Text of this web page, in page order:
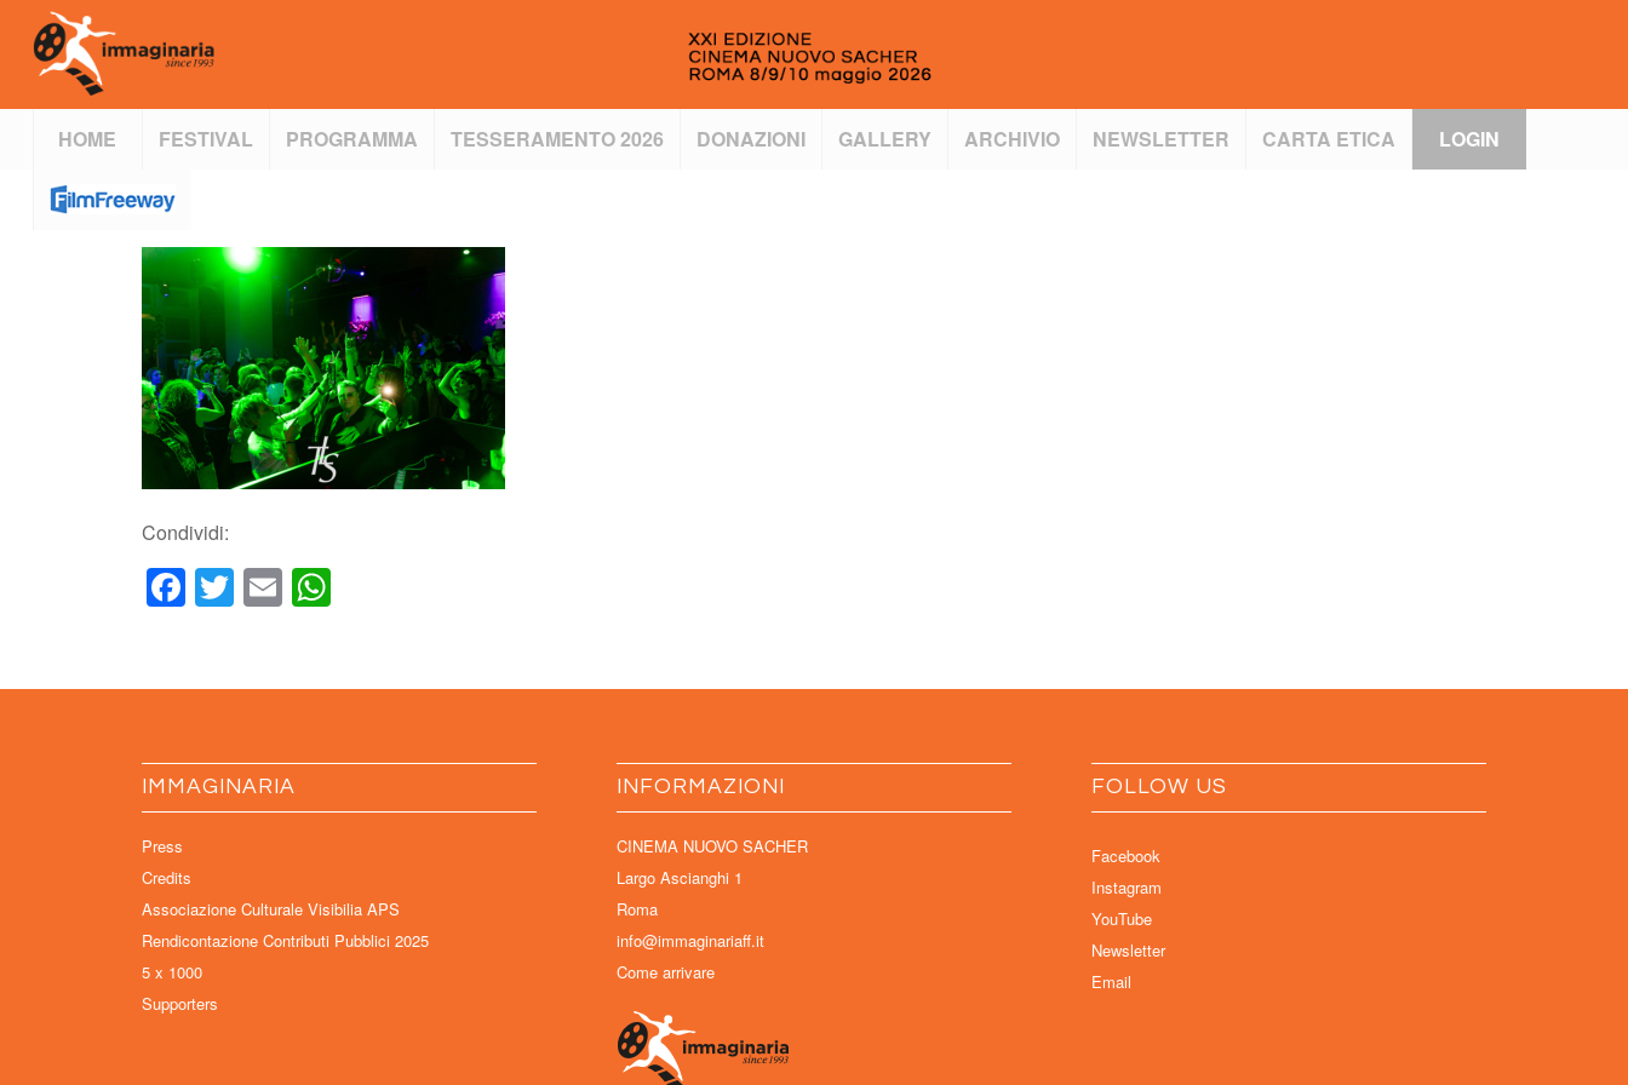
HOME FESTIVAL PROGRAMMA TESSERAMENTO 2026 DONAZIONI GALLERY ARCHIVIO NEWSLETTER CARTA ETICA LOGIN
Condividi:
Facebook
Twitter
Email
IMMAGINARIA
Press
Credits
Associazione Culturale Visibilia APS
Rendicontazione Contributi Pubblici 2025
5 x 1000
Supporters
INFORMAZIONI
CINEMA NUOVO SACHER
Largo Ascianghi 1
Roma
info@immaginariaff.it
Come arrivare
FOLLOW US
Facebook
Instagram
YouTube
Newsletter
Email